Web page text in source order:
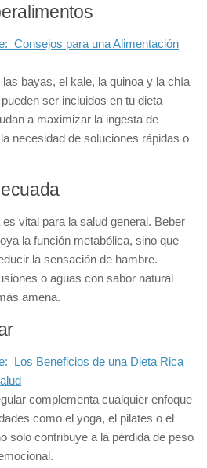
Consejos para una Alimentación
bayas, el kale, la quinoa y la chía
ser incluidos en tu dieta
a maximizar la ingesta de
necesidad de soluciones rápidas o
vital para la salud general. Beber
la función metabólica, sino que
la sensación de hambre.
o aguas con sabor natural
amena.
Los Beneficios de una Dieta Rica
complementa cualquier enfoque
como el yoga, el pilates o el
solo contribuye a la pérdida de peso